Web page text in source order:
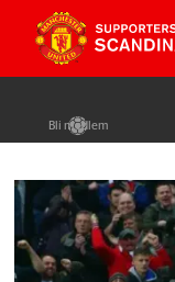
Bli medlem
Tag: